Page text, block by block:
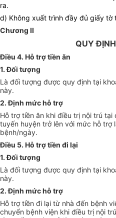
ra.
d) Không xuất trình đầy đủ giấy tờ
Chương II
QUY
Điều 4. Hỗ trợ tiền ăn
1. Đối tượng
Là đối tượng được quy định tại
này.
2. Định mức hỗ trợ
Hỗ trợ tiền ăn khi điều trị nội trú
tuyến huyện trở lên với mức hỗ trợ
bệnh/ngày.
Điều 5. Hỗ trợ tiền đi lại
1. Đối tượng
Là đối tượng được quy định tại
này.
2. Định mức hỗ trợ
Hỗ trợ tiền đi lại từ nhà đến bệnh
chuyển bệnh viện khi điều trị nội